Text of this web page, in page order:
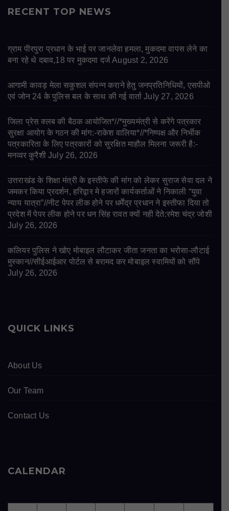
RECENT TOP NEWS
ग्राम पीरपुरा प्रधान के भाई पर जानलेवा हमला, मुकदमा वापस लेने का
बना रहे थे दबाव,18 पर मुकदमा दर्ज August 2, 2026
आगामी कावड़ मेला सकुशल संपन्न कराने हेतु जनप्रतिनिधियों, एसपीओ
एवं जोन 24 के पुलिस बल के साथ की गई वार्ता July 27, 2026
जिला प्रेस क्लब की बैठक आयोजित*//*मुख्यमंत्री से करेंगे पत्रकार
सुरक्षा आयोग के गठन की मांग:-राकेश वालिया*//*निष्पक्ष और निर्भीक
पत्रकारिता के लिए पत्रकारों को सुरक्षित माहौल मिलना जरूरी है:-
मनव्वर कुरैशी July 26, 2026
उत्तराखंड के शिक्षा मंत्री के इस्तीफे की मांग को लेकर सुराज सेवा दल ने
जमकर किया प्रदर्शन, हरिद्वार मे हजारों कार्यकर्ताओं ने निकाली “युवा
न्याय यात्रा”//नीट पेपर लीक होने पर धर्मेंद्र प्रधान ने इस्तीफा दिया तो
प्रदेश में पेपर लीक होने पर धन सिंह रावत क्यों नही देते:रमेश चंद्र जोशी
July 26, 2026
कलियर पुलिस ने खोए मोबाइल लौटाकर जीता जनता का भरोसा-लौटाई
मुस्कान//सीईआईआर पोर्टल से बरामद कर मोबाइल स्वामियों को सौंपे
July 26, 2026
QUICK LINKS
About Us
Our Team
Contact Us
CALENDAR